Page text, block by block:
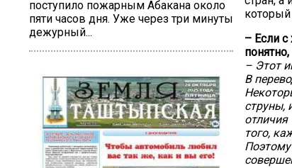
поступило пожарным Абакана около
пяти часов дня. Уже через три минуты
дежурный...
который
– Если
– Этот
В
струны,
отличия
того,